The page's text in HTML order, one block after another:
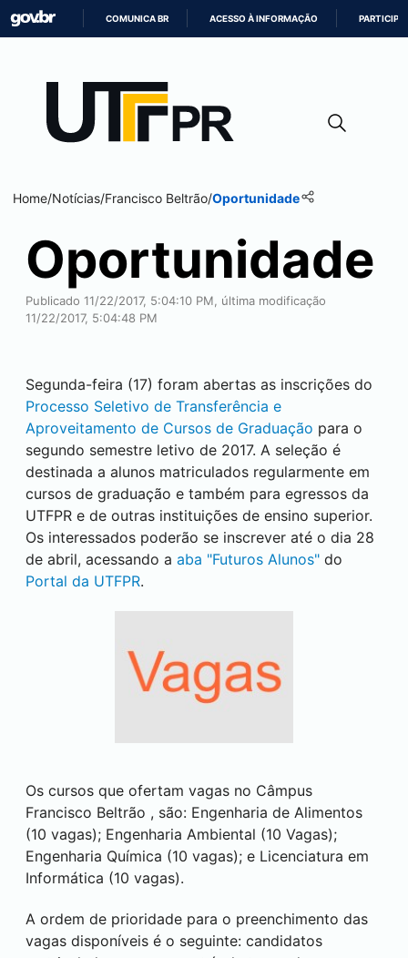
CONTEÚDO
COMUNICA BR ACESSO À INFORMAÇÃO PARTICIPE
Home/Notícias/Francisco Beltrão/Oportunidade
Oportunidade
Publicado 11/22/2017, 5:04:10 PM, última modificação
11/22/2017, 5:04:48 PM
Segunda-feira (17) foram abertas as inscrições do
Processo Seletivo de Transferência e
Aproveitamento de Cursos de Graduação para o
segundo semestre letivo de 2017. A seleção é
destinada a alunos matriculados regularmente em
cursos de graduação e também para egressos da
UTFPR e de outras instituições de ensino superior.
Os interessados poderão se inscrever até o dia 28
de abril, acessando a aba "Futuros Alunos" do
Portal da UTFPR.
Os cursos que ofertam vagas no Câmpus
Francisco Beltrão , são: Engenharia de Alimentos
(10 vagas); Engenharia Ambiental (10 Vagas);
Engenharia Química (10 vagas); e Licenciatura em
Informática (10 vagas).
A ordem de prioridade para o preenchimento das
vagas disponíveis é o seguinte: candidatos